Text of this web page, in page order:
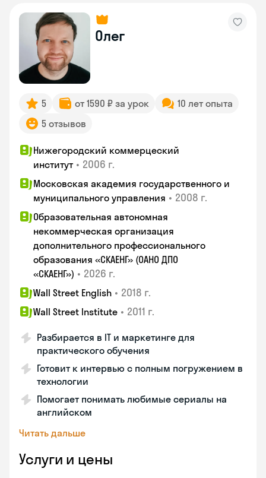
Олег
5 от 1590 ₽ за урок
10 лет опыта
5 отзывов
Нижегородский коммерцеский
институт • 2006 г.
Московская академия государственного и
муниципального управления • 2008 г.
Образовательная автономная
некоммерческая организация
дополнительного профессионального
образования «СКАЕНГ» (ОАНО ДПО
«СКАЕНГ») • 2026 г.
Wall Street English • 2018 г.
Wall Street Institute • 2011 г.
Разбирается в IT и маркетинге для
практического обучения
Готовит к интервью с полным погружением в
технологии
Помогает понимать любимые сериалы на
английском
Читать дальше
Услуги и цены